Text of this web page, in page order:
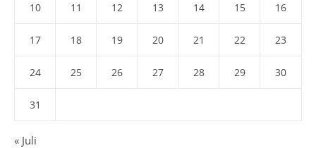
10 11 12 13 14 15 16
17 18 19 20 21 22 23
24 25 26 27 28 29 30
31
« Juli